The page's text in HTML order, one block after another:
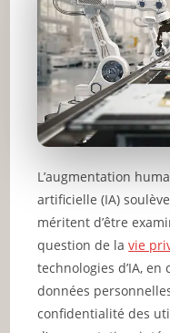
L’augmentation
artificielle (IA)
méritent d’être
question de lavie
technologies d’IA,
données
confidentialité des